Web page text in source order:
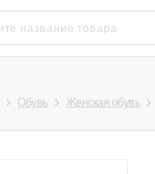
Обувь Женская обувь